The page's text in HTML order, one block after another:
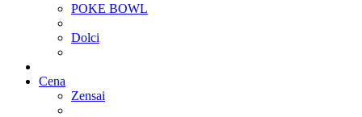
POKE BOWL
Dolci
Cena
Zensai